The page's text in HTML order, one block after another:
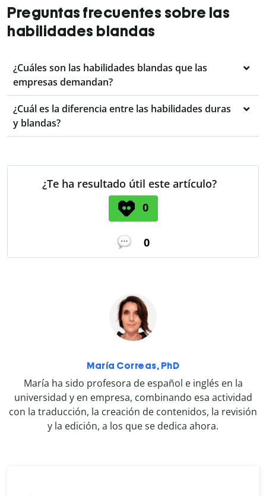
Preguntas frecuentes sobre las
habilidades blandas
¿Cuáles son las habilidades blandas que las
empresas demandan?
¿Cuál es la diferencia entre las habilidades duras
y blandas?
¿Te ha resultado útil este artículo?
0
0
María Correas, PhD
María ha sido profesora de español e inglés en la
universidad y en empresa, combinando esa actividad
con la traducción, la creación de contenidos, la revisión
y la edición, a los que se dedica ahora.